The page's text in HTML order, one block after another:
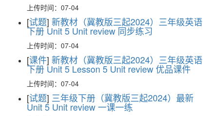
上传时间：07-04
[试题] 新教材（冀教版三起2024）三年级英语
下册 Unit 5 Unit review 同步练习
上传时间：07-04
[课件] 新教材（冀教版三起2024）三年级英语
下册 Unit 5 Lesson 5 Unit review 优品课件
上传时间：07-04
[试题] 三年级下册（冀教版三起2024）最新
Unit 5 Unit review 一课一练